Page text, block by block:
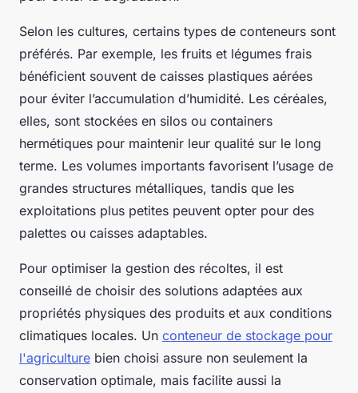
Selon les cultures, certains types de conteneurs sont
préférés. Par exemple, les fruits et légumes frais
bénéficient souvent de caisses plastiques aérées
pour éviter l’accumulation d’humidité. Les céréales,
elles, sont stockées en silos ou containers
hermétiques pour maintenir leur qualité sur le long
terme. Les volumes importants favorisent l’usage de
grandes structures métalliques, tandis que les
exploitations plus petites peuvent opter pour des
palettes ou caisses adaptables.
Pour optimiser la gestion des récoltes, il est
conseillé de choisir des solutions adaptées aux
propriétés physiques des produits et aux conditions
climatiques locales. Un conteneur de stockage pour
l'agriculture bien choisi assure non seulement la
conservation optimale, mais facilite aussi la